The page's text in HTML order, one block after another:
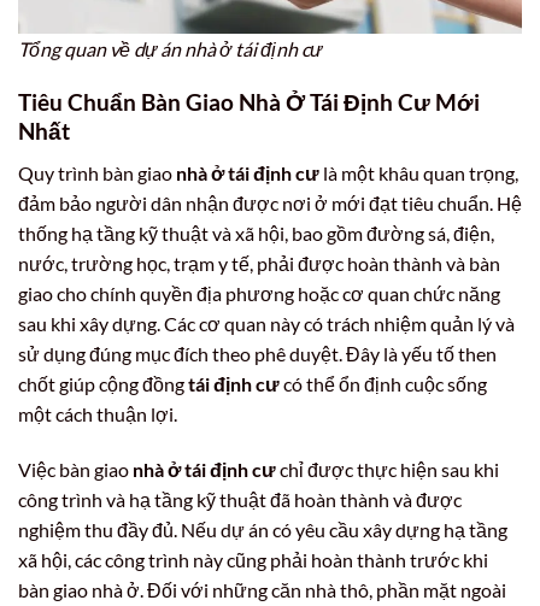
Tổng quan về dự án nhà ở tái định cư
Tiêu Chuẩn Bàn Giao Nhà Ở Tái Định Cư Mới
Nhất
Quy trình bàn giao nhà ở tái định cư là một khâu quan trọng,
đảm bảo người dân nhận được nơi ở mới đạt tiêu chuẩn. Hệ
thống hạ tầng kỹ thuật và xã hội, bao gồm đường sá, điện,
nước, trường học, trạm y tế, phải được hoàn thành và bàn
giao cho chính quyền địa phương hoặc cơ quan chức năng
sau khi xây dựng. Các cơ quan này có trách nhiệm quản lý và
sử dụng đúng mục đích theo phê duyệt. Đây là yếu tố then
chốt giúp cộng đồngtái định cưcó thể ổn định cuộc sống
một cách thuận lợi.
Việc bàn giao nhà ở tái định cưchỉ được thực hiện sau khi
công trình và hạ tầng kỹ thuật đã hoàn thành và được
nghiệm thu đầy đủ. Nếu dự án có yêu cầu xây dựng hạ tầng
xã hội, các công trình này cũng phải hoàn thành trước khi
bàn giao nhà ở. Đối với những căn nhà thô, phần mặt ngoài